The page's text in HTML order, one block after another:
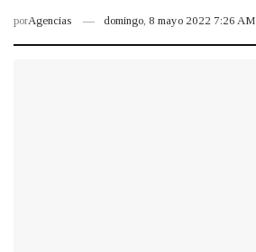
porAgencias domingo, 8 mayo 2022 7:26 AM